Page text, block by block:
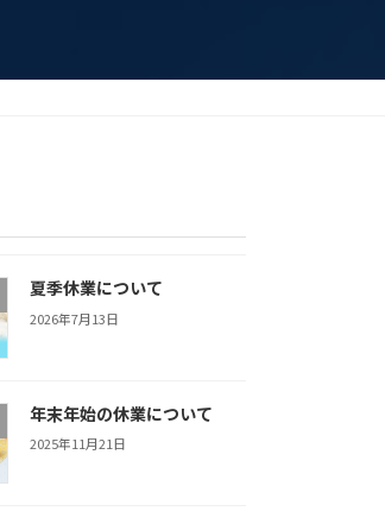
夏季休業について
2026年7月13日
年末年始の休業について
2025年11月21日